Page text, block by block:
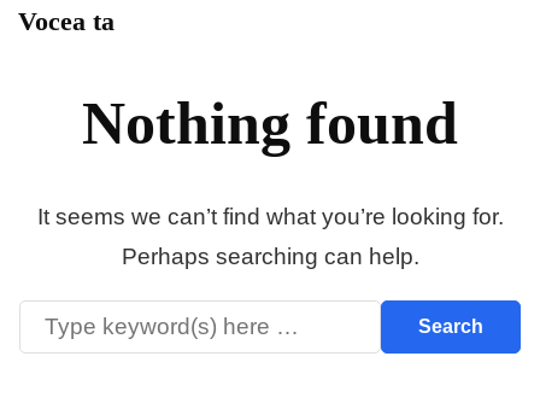
Vocea ta
Nothing found
It seems we can’t find what you’re looking for.
Perhaps searching can help.